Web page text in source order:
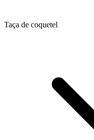
Taça de coquetel